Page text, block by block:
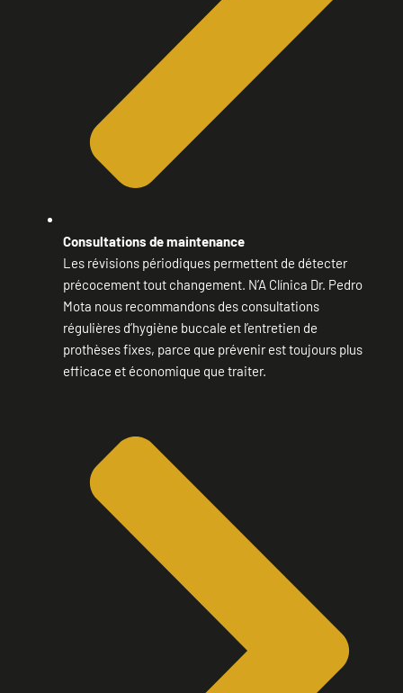
Consultations de maintenance
Les révisions périodiques permettent de détecter
précocement tout changement. N’A Clínica Dr. Pedro
Mota nous recommandons des consultations
régulières d’hygiène buccale et l’entretien de
prothèses fixes, parce que prévenir est toujours plus
efficace et économique que traiter.